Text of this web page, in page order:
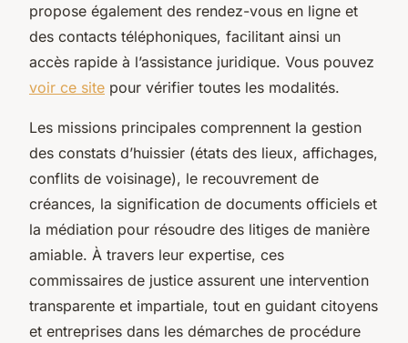
propose également des rendez-vous en ligne et
des contacts téléphoniques, facilitant ainsi un
accès rapide à l’assistance juridique. Vous pouvez
voir ce site pour vérifier toutes les modalités.
Les missions principales comprennent la gestion
des constats d’huissier (états des lieux, affichages,
conflits de voisinage), le recouvrement de
créances, la signification de documents officiels et
la médiation pour résoudre des litiges de manière
amiable. À travers leur expertise, ces
commissaires de justice assurent une intervention
transparente et impartiale, tout en guidant citoyens
et entreprises dans les démarches de procédure